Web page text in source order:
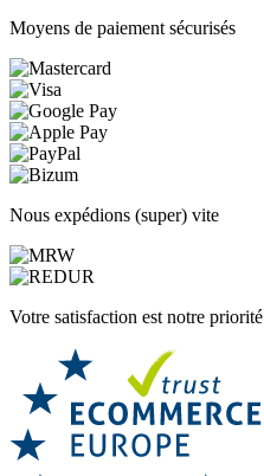
Moyens de paiement sécurisés
Nous expédions (super) vite
Votre satisfaction est notre priorité